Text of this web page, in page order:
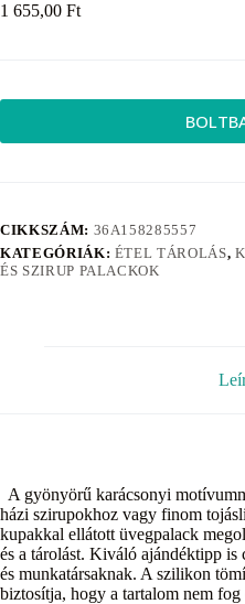
1 655,00 Ft
CIKKSZÁM: 36A158285557
KATEGÓRIÁK: ÉTEL TÁROLÁS,
ÉS SZIRUP PALACKOK
A gyönyörű karácsonyi
házi szirupokhoz vagy finom
kupakkal ellátott üvegpalack
és a tárolást. Kiváló ajándéktipp is
és munkatársaknak. A szilikon
biztosítja, hogy a tartalom nem